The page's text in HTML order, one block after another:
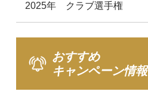
2025年 クラブ選手権
おすすめ
キャンペーン情報